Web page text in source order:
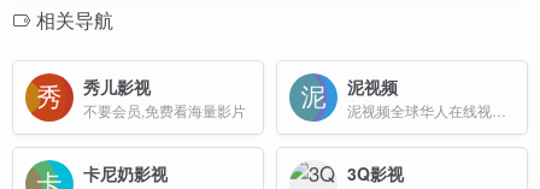
相关导航
秀儿影视
不要会员,免费看海量影片
泥视频
卡尼奶影视 3Q影视